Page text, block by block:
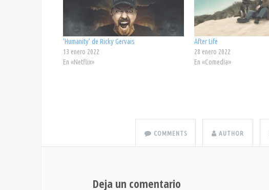
‘Humanity’ de Ricky Gervais
13 enero 2022
En «Netflix»
After Life
28 enero 2022
En «Comedia»
COMMENTS AUTHOR
Deja un comentario